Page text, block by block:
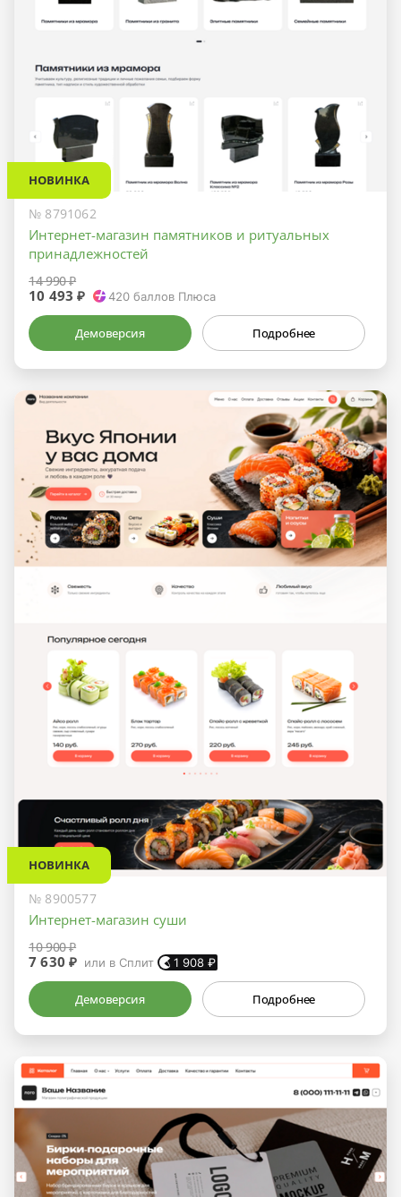
НОВИНКА
№ 8791062
Интернет-магазин памятников и ритуальных
принадлежностей
14 990 ₽
10 493 ₽ 420баллов Плюса
Демоверсия Подробнее
НОВИНКА
№ 8900577
Интернет-магазин суши
10 900 ₽
7 630 ₽ или в Сплит 1 908 ₽
Демоверсия Подробнее